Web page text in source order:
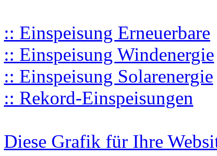
:: Einspeisung Erneuerbare
:: Einspeisung Windenergie
:: Einspeisung Solarenergie
:: Rekord-Einspeisungen
Diese Grafik für Ihre